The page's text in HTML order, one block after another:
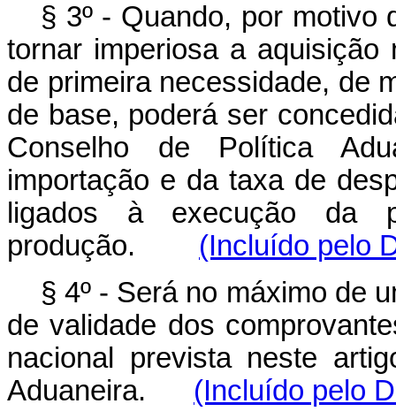
§ 3º - Quando, por motivo
tornar imperiosa a aquisição
de primeira necessidade, de
de base, poderá ser
Conselho de Política
importação e da taxa de
ligados à execução da
produção.
(Incluído pelo
§ 4º - Será no máximo de
de validade dos
nacional prevista neste
Aduaneira. (Incluído pelo